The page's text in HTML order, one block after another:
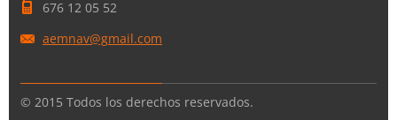
676 12 05 52
aemnav@gmail.com
© 2015 Todos los derechos reservados.